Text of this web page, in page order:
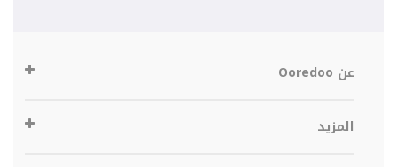
عن Ooredoo
المزيد